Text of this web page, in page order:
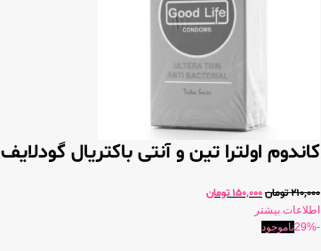
کاندوم اولترا تین و آنتی باکتریال گودلایف
210,000تومان150,000 تومان
اطلاعات بیشتر
-29%
ناموجود